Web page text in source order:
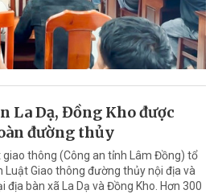
La Dạ, Đồng Kho được
đường thủy
giao thông (Công an tỉnh Lâm Đồng) tổ
Luật Giao thông đường thủy nội địa và
bàn xã La Dạ và Đồng Kho. Hơn 300